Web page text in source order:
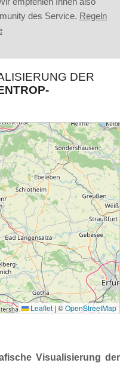
des Service. Regeln
DER
Visualisierung der